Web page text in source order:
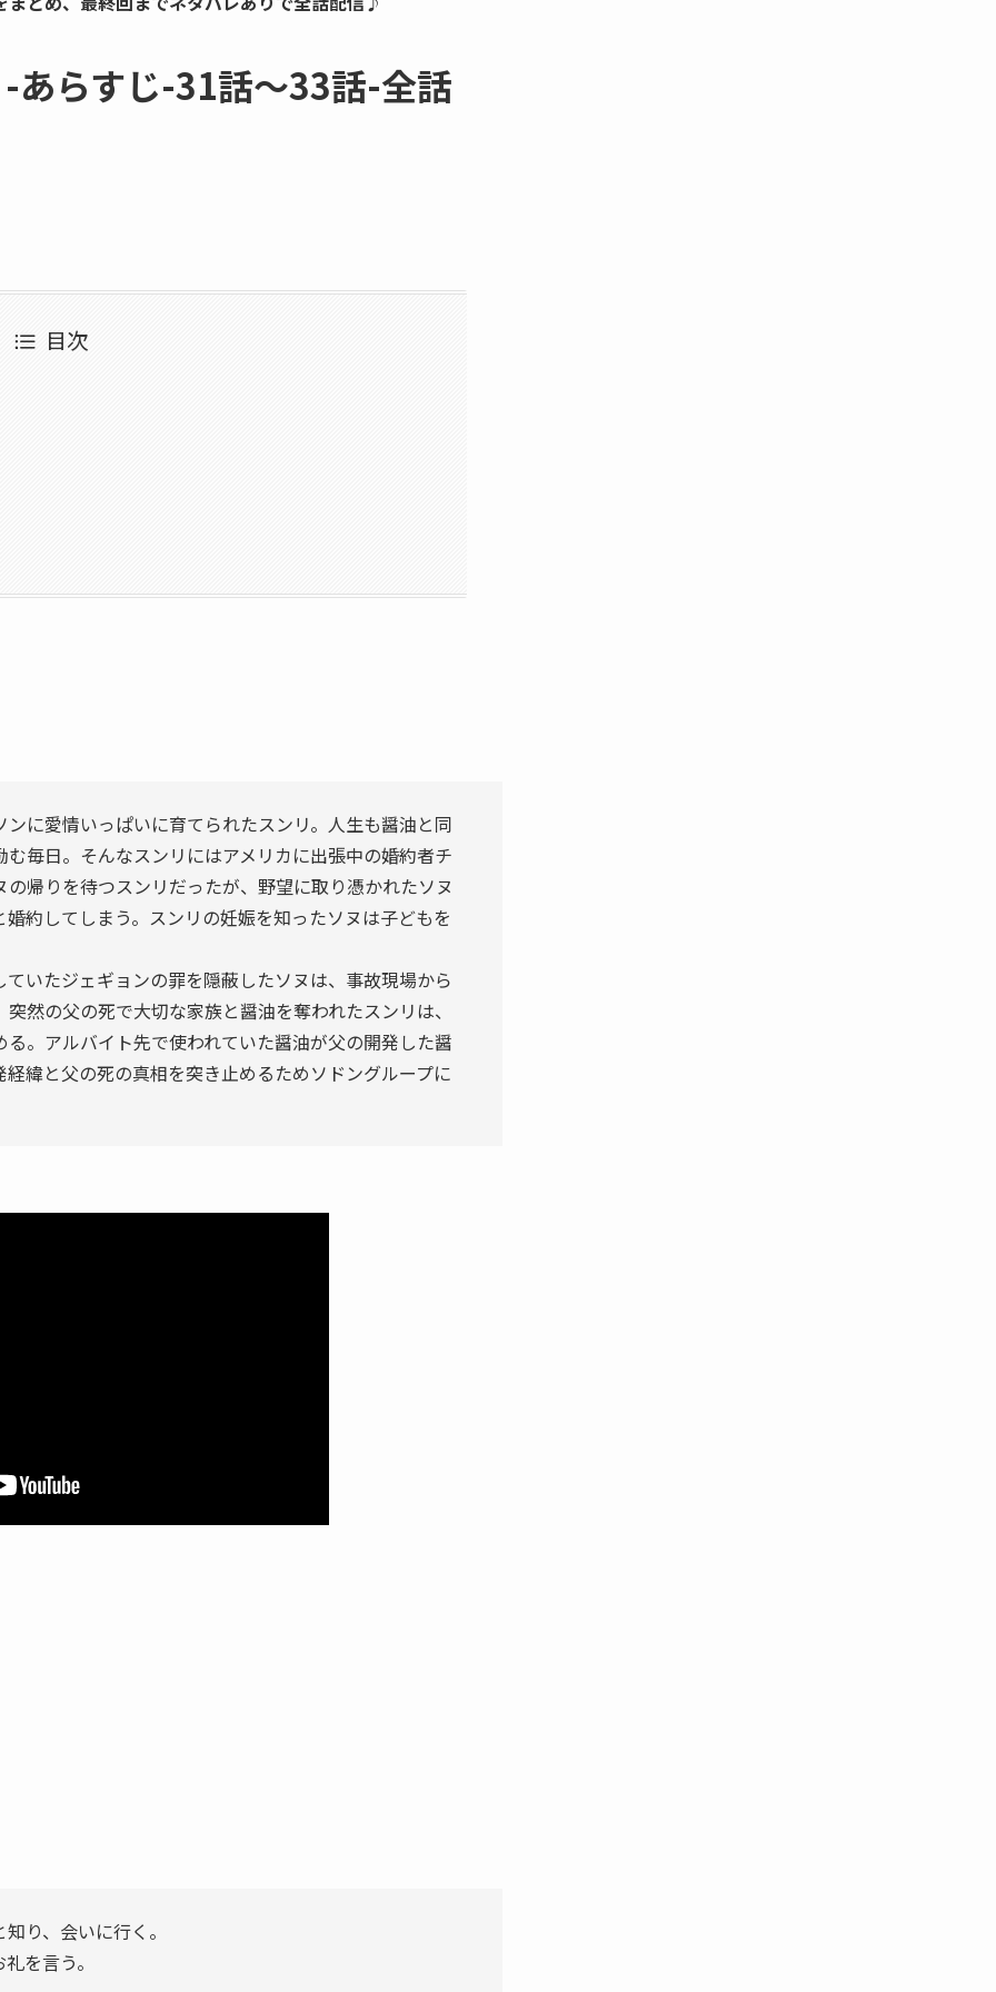
あらすじ-31話～33話-全話
目次
に愛情いっぱいに育てられたスンリ。人生も醤油と同
毎日。そんなスンリにはアメリカに出張中の婚約者チ
帰りを待つスンリだったが、野望に取り憑かれたソヌ
約してしまう。スンリの妊娠を知ったソヌは子どもを
いたジェギョンの罪を隠蔽したソヌは、事故現場から
然の父の死で大切な家族と醤油を奪われたスンリは、
。アルバイト先で使われていた醤油が父の開発した醤
緯と父の死の真相を突き止めるためソドングループに
り、会いに行く。
を言う。